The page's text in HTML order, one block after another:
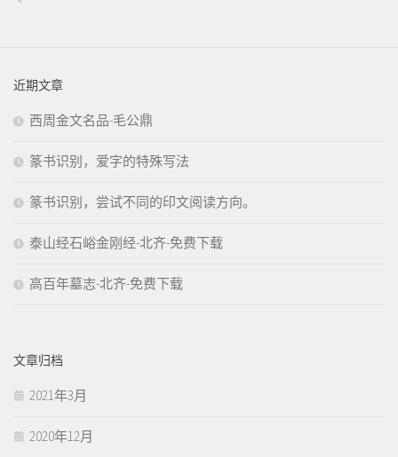
近期文章
西周金文名品-毛公鼎
篆书识别，爱字的特殊写法
篆书识别，尝试不同的印文阅读方向。
泰山经石峪金刚经-北齐-免费下载
高百年墓志-北齐-免费下载
文章归档
2021年3月
2020年12月